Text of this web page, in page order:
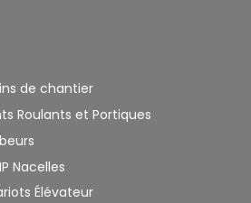
de chantier
Roulants et Portiques
Nacelles
Élévateur